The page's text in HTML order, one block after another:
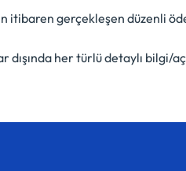
itibaren gerçekleşen düzenli
dışında her türlü detaylı bilgi/